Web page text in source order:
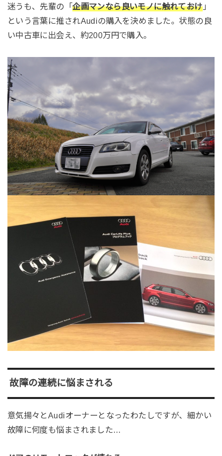
迷うも、先輩の「企画マンなら良いモノに触れておけ」
という言葉に推されAudiの購入を決めました。状態の良
い中古車に出会え、約200万円で購入。
故障の連続に悩まされる
意気揚々とAudiオーナーとなったわたしですが、細かい
故障に何度も悩まされました…